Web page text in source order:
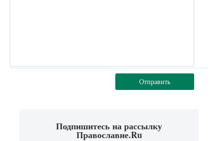
Отправить
Подпишитесь на рассылку
Православие.Ru